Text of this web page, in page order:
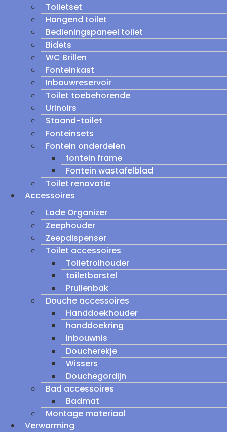
Toiletset
Hangend toilet
Bedieningspaneel toilet
Bidets
WC Brillen
Fonteinkast
Inbouwreservoir
Toilet toebehorende
Urinoirs
Staand-toilet
Fonteinsets
Fontein onderdelen
fontein frame
Fontein wastafelblad
Toilet renovatie
Accessoires
Lade Organizer
Zeephouder
Zeepdispenser
Toilet accessoires
Toiletrolhouder
toiletborstel
Prullenbak
Douche accessoires
Handdoekhouder
handdoekring
Inbouwnis
Doucherekje
Wissers
Douchegordijn
Bad accessoires
Badmat
Montage materiaal
Verwarming